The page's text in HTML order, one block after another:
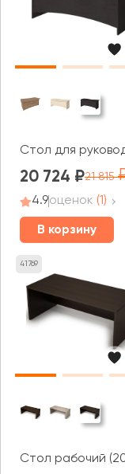
Стол для
20 724 21 815
4.9оценок (1)
В корзину
41769
Стол рабочий